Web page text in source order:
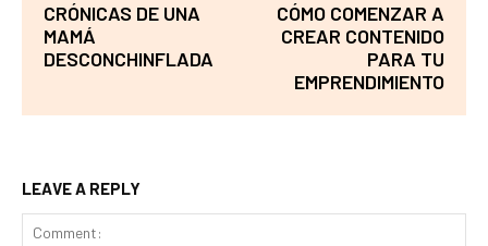
CRÓNICAS DE UNA
MAMÁ
DESCONCHINFLADA
CÓMO COMENZAR A
CREAR CONTENIDO
PARA TU
EMPRENDIMIENTO
LEAVE A REPLY